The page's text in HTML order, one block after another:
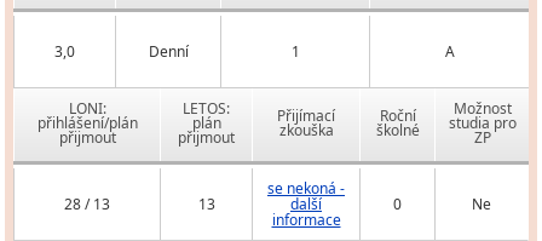
3,0 Denní 1 A
LONI:
přihlášení/plán
přijmout
LETOS:
plán
přijmout
Přijímací
zkouška
Roční
školné
Možnost
studia pro
ZP
28 / 13 13
se nekoná -
další
informace
0 Ne